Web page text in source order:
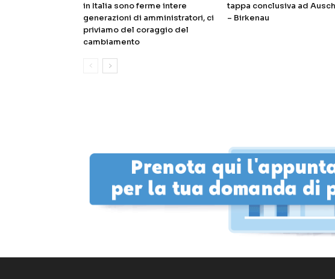
in Italia sono ferme intere
generazioni di amministratori, ci
priviamo del coraggio del
cambiamento
tappa conclusiva ad
– Birkenau